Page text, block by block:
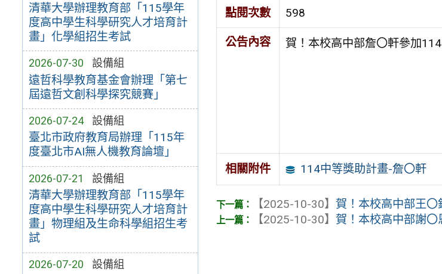
清華大學辦理教育部「115學年
度高中學生科學研究人才培育計
畫」化學組招生考試
2026-07-30 設備組
遠哲科學教育基金會辦理「第七
屆遠哲文創科學探究競賽」
2026-07-24 設備組
臺北市政府教育局辦理「115年
度臺北市AI無人機教育論壇」
2026-07-21 設備組
清華大學辦理教育部「115學年
度高中學生科學研究人才培育計
畫」物理組及生命科學組招生考
試
2026-07-20 設備組
點閱次數 598
公告內容 賀！本校高中部詹〇軒參加
相關附件 114中等獎助計畫-詹〇軒
【2025-10-30】賀！本校高中部王〇
【2025-10-30】賀！本校高中部謝〇